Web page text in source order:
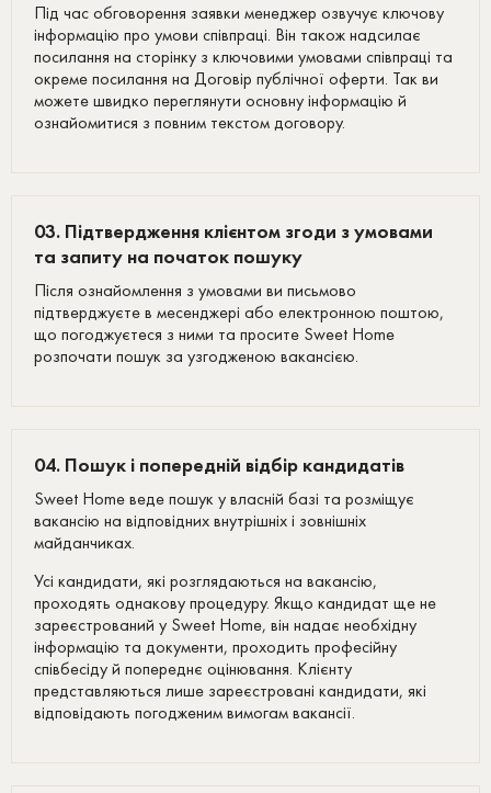
Під час обговорення заявки менеджер озвучує ключову
інформацію про умови співпраці. Він також надсилає
посилання на сторінку з ключовими умовами співпраці та
окреме посилання на Договір публічної оферти. Так ви
можете швидко переглянути основну інформацію й
ознайомитися з повним текстом договору.
03. Підтвердження клієнтом згоди з умовами
та запиту на початок пошуку
Після ознайомлення з умовами ви письмово
підтверджуєте в месенджері або електронною поштою,
що погоджуєтеся з ними та просите Sweet Home
розпочати пошук за узгодженою вакансією.
04. Пошук і попередній відбір кандидатів
Sweet Home веде пошук у власній базі та розміщує
вакансію на відповідних внутрішніх і зовнішніх
майданчиках.
Усі кандидати, які розглядаються на вакансію,
проходять однакову процедуру. Якщо кандидат ще не
зареєстрований у Sweet Home, він надає необхідну
інформацію та документи, проходить професійну
співбесіду й попереднє оцінювання. Клієнту
представляються лише зареєстровані кандидати, які
відповідають погодженим вимогам вакансії.